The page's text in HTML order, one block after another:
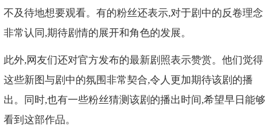
不及待地想要观看。有的粉丝还表示,对于剧中的反卷理念
非常认同,期待剧情的展开和角色的发展。
此外,网友们还对官方发布的最新剧照表示赞赏。他们觉得
这些新图与剧中的氛围非常契合,令人更加期待该剧的播
出。同时,也有一些粉丝猜测该剧的播出时间,希望早日能够
看到这部作品。